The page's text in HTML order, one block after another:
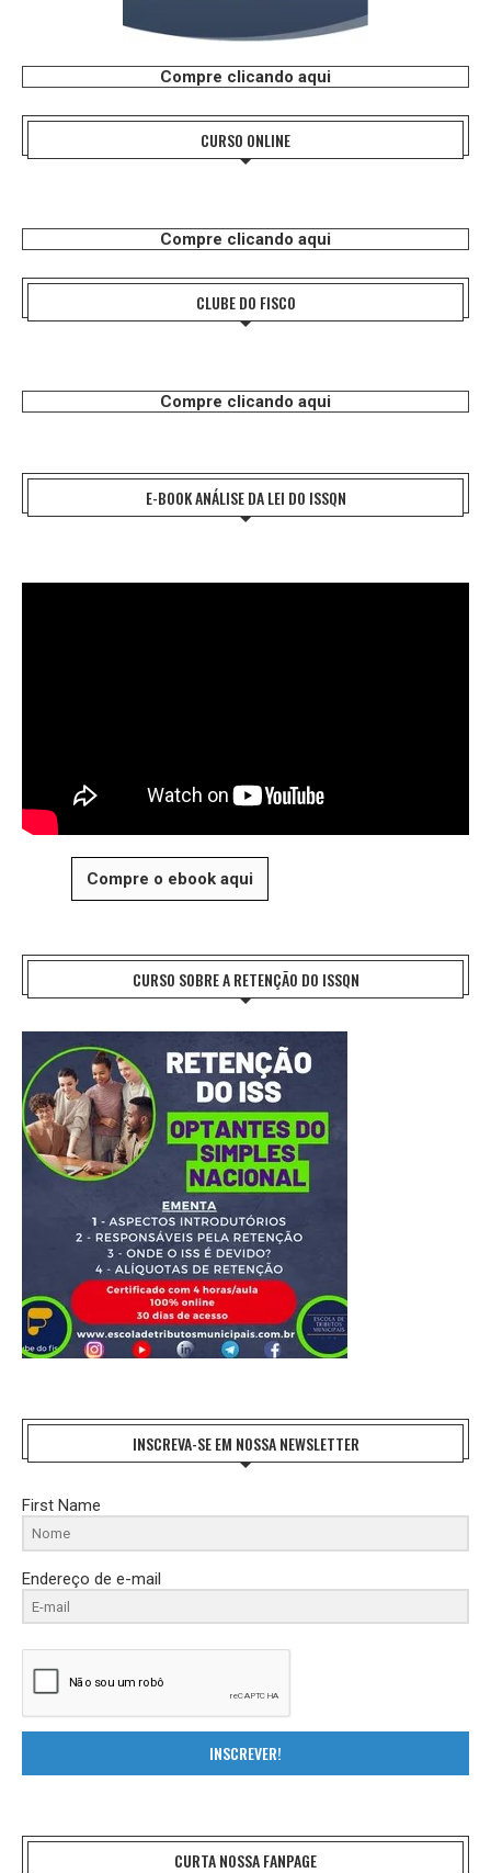
Compre clicando aqui
CURSO ONLINE
Compre clicando aqui
CLUBE DO FISCO
Compre clicando aqui
E-BOOK ANÁLISE DA LEI DO ISSQN
Compre o ebook aqui
CURSO SOBRE A RETENÇÃO DO ISSQN
INSCREVA-SE EM NOSSA NEWSLETTER
First Name
Endereço de e-mail
INSCREVER!
CURTA NOSSA FANPAGE